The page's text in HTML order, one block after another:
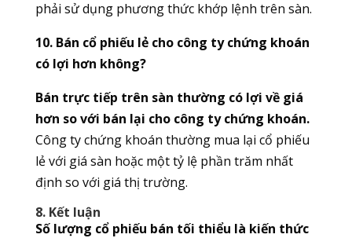
phải sử dụng phương thức khớp lệnh trên sàn.
10. Bán cổ phiếu lẻ cho công ty chứng khoán
có lợi hơn không?
Bán trực tiếp trên sàn thường có lợi về giá
hơn so với bán lại cho công ty chứng khoán.
Công ty chứng khoán thường mua lại cổ phiếu
lẻ với giá sàn hoặc một tỷ lệ phần trăm nhất
định so với giá thị trường.
8. Kết luận
Số lượng cổ phiếu bán tối thiểu là kiến thức